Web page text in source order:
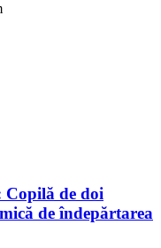
Copilă de doi
de îndepărtarea